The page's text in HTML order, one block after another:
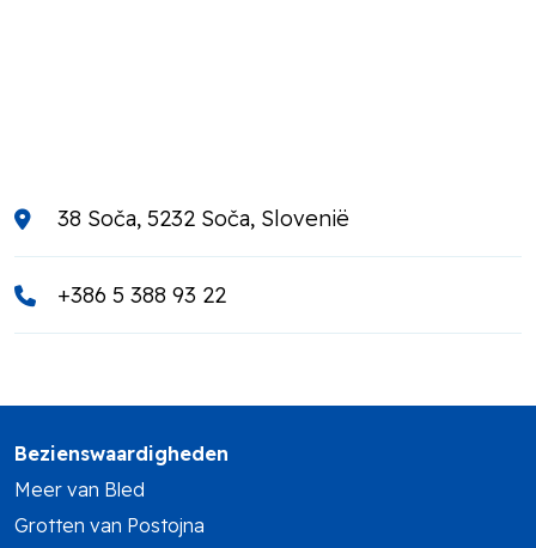
38 Soča, 5232 Soča, Slovenië
+386 5 388 93 22
Bezienswaardigheden
Meer van Bled
Grotten van Postojna